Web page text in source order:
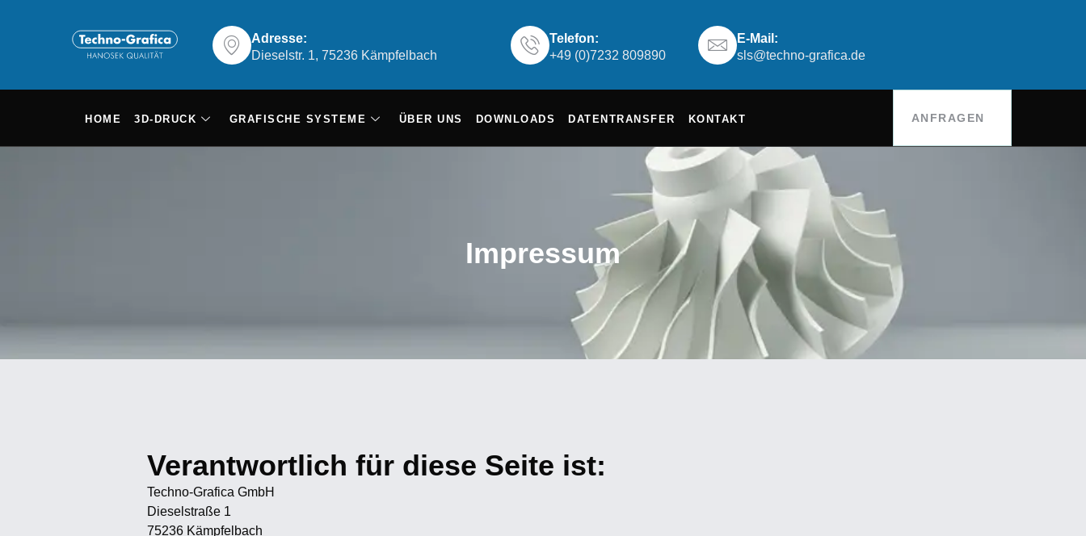
Adresse:
Dieselstr. 1, 75236 Kämpfelbach
Telefon:
+49 (0)7232 809890
E-Mail:
sls@techno-grafica.de
HOME 3D-DRUCK GRAFISCHE SYSTEME ÜBER UNS DOWNLOADS DATENTRANSFER KONTAKT ANFRAGEN
Impressum
Verantwortlich für diese Seite ist:
Techno-Grafica GmbH
Dieselstraße 1
75236 Kämpfelbach